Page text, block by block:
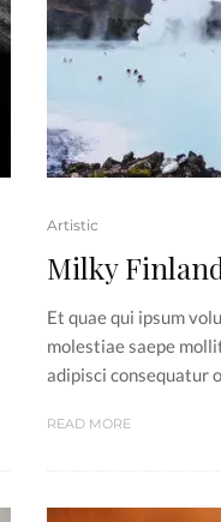
Artistic
Milky
Et quae qui ipsum
molestiae saepe
adipisci consequatur
READ MORE